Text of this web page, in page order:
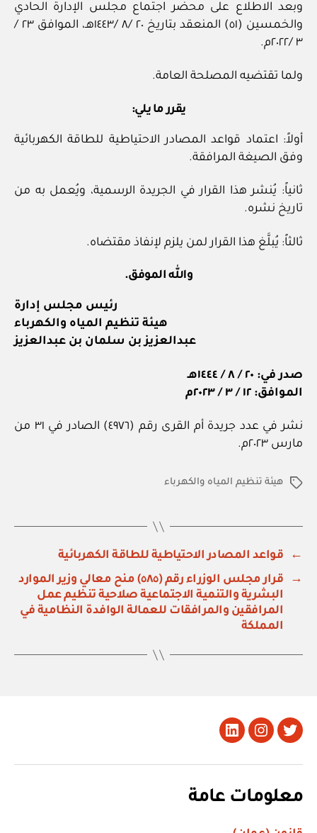
وبعد الاطلاع على محضر اجتماع مجلس الإدارة الحادي
والخمسين (٥١) المنعقد بتاريخ ٢٠ /٨ /١٤٤٣هـ، الموافق ٢٣ /
٣ /٢٠٢٢م.
ولما تقتضيه المصلحة العامة.
يقرر ما يلي:
أولاً: اعتماد قواعد المصادر الاحتياطية للطاقة الكهربائية
وفق الصيغة المرافقة.
ثانياً: يُنشر هذا القرار في الجريدة الرسمية، ويُعمل به من
تاريخ نشره.
ثالثاً: يُبلَّغ هذا القرار لمن يلزم لإنفاذ مقتضاه.
والله الموفق.
رئيس مجلس إدارة
هيئة تنظيم المياه والكهرباء
عبدالعزيز بن سلمان بن عبدالعزيز
صدر في: ٢٠ / ٨ / ١٤٤٤هـ
الموافق: ١٢ / ٣ / ٢٠٢٣م
نشر في عدد جريدة أم القرى رقم (٤٩٧٦) الصادر في ٣١ من
مارس ٢٠٢٣م.
الوسومهيئة تنظيم المياه والكهرباء
←
قواعد المصادر الاحتياطية للطاقة الكهربائية
→
قرار مجلس الوزراء رقم (٥٨٥) منح معالي وزير الموارد
البشرية والتنمية الاجتماعية صلاحية تنظيم عمل
المرافقين والمرافقات للعمالة الوافدة النظامية في
المملكة
تويتر Instagram
LinkedIn
معلومات عامة